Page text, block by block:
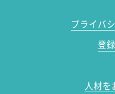
プライバ
登
人材